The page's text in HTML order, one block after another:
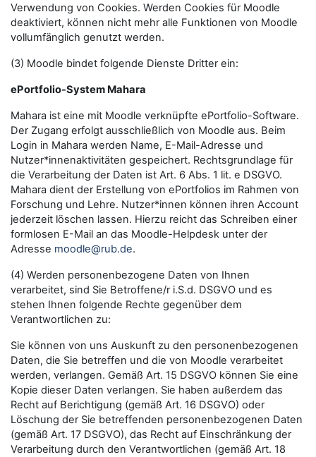
Verwendung von Cookies. Werden Cookies für Moodle
deaktiviert, können nicht mehr alle Funktionen von Moodle
vollumfänglich genutzt werden.
(3) Moodle bindet folgende Dienste Dritter ein:
ePortfolio-System Mahara
Mahara ist eine mit Moodle verknüpfte ePortfolio-Software.
Der Zugang erfolgt ausschließlich von Moodle aus. Beim
Login in Mahara werden Name, E-Mail-Adresse und
Nutzer*innenaktivitäten gespeichert. Rechtsgrundlage für
die Verarbeitung der Daten ist Art. 6 Abs. 1 lit. e DSGVO.
Mahara dient der Erstellung von ePortfolios im Rahmen von
Forschung und Lehre. Nutzer*innen können ihren Account
jederzeit löschen lassen. Hierzu reicht das Schreiben einer
formlosen E-Mail an das Moodle-Helpdesk unter der
Adresse moodle@rub.de.
(4) Werden personenbezogene Daten von Ihnen
verarbeitet, sind Sie Betroffene/r i.S.d. DSGVO und es
stehen Ihnen folgende Rechte gegenüber dem
Verantwortlichen zu:
Sie können von uns Auskunft zu den personenbezogenen
Daten, die Sie betreffen und die von Moodle verarbeitet
werden, verlangen. Gemäß Art. 15 DSGVO können Sie eine
Kopie dieser Daten verlangen. Sie haben außerdem das
Recht auf Berichtigung (gemäß Art. 16 DSGVO) oder
Löschung der Sie betreffenden personenbezogenen Daten
(gemäß Art. 17 DSGVO), das Recht auf Einschränkung der
Verarbeitung durch den Verantwortlichen (gemäß Art. 18